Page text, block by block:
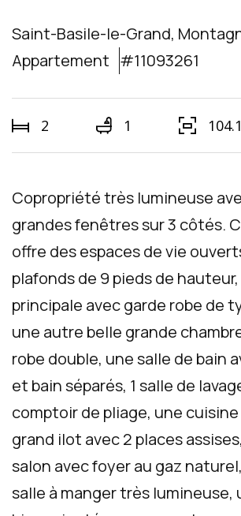
Saint-Basile-le-Grand,
Appartement #11093261
2 1
Copropriété très lumineuse
grandes fenêtres sur 3 côtés.
offre des espaces de vie
plafonds de 9 pieds de
principale avec garde robe de
une autre belle grande
robe double, une salle de bain
et bain séparés, 1 salle de
comptoir de pliage, une
grand ilot avec 2 places
salon avec foyer au gaz
salle à manger très lumineuse,